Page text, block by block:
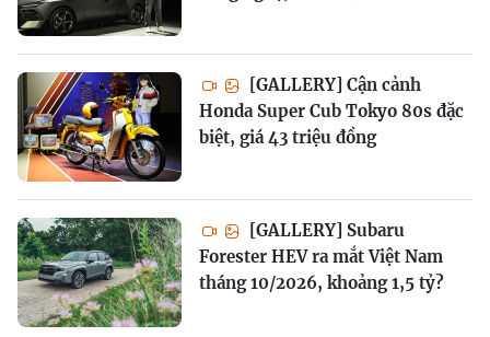
[GALLERY] Cận cảnh
Honda Super Cub Tokyo 80s đặc
biệt, giá 43 triệu đồng
[GALLERY] Subaru
Forester HEV ra mắt Việt Nam
tháng 10/2026, khoảng 1,5 tỷ?